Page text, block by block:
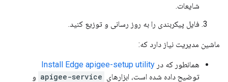
شایعات.
فایل پیکربندی را به روز رسانی و توزیع کنید.
ماشین مدیریت نیاز دارد که:
همانطور که در Install Edge apigee-setup utility
توضیح داده شده است، ابزارهای
apigee-service و